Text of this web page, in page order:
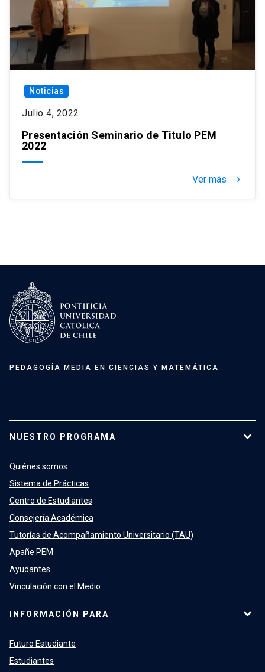
Noticias
Julio 4, 2022
Presentación Seminario de Titulo PEM
2022
Ver más keyboard_arrow_right
PEDAGOGÍA MEDIA EN CIENCIAS Y MATEMÁTICA
NUESTRO PROGRAMA
Quiénes somos
Sistema de Prácticas
Centro de Estudiantes
Consejería Académica
Tutorías de Acompañamiento Universitario (TAU)
Apañe PEM
Ayudantes
Vinculación con el Medio
INFORMACIÓN PARA
Futuro Estudiante
Estudiantes